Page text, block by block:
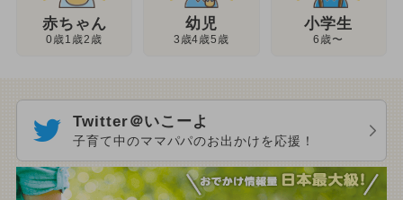
赤ちゃん
0歳1歳2歳
幼児
3歳4歳5歳
小学生
6歳〜
Twitter＠いこーよ
子育て中のママパパのお出かけを応援！